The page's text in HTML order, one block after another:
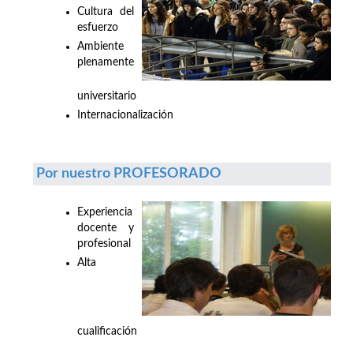
Cultura del
esfuerzo
Ambiente
plenamente
universitario
Internacionalización
Por nuestro PROFESORADO
Experiencia
docente y
profesional
Alta
cualificación